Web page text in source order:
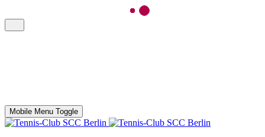
Mobile Menu Toggle